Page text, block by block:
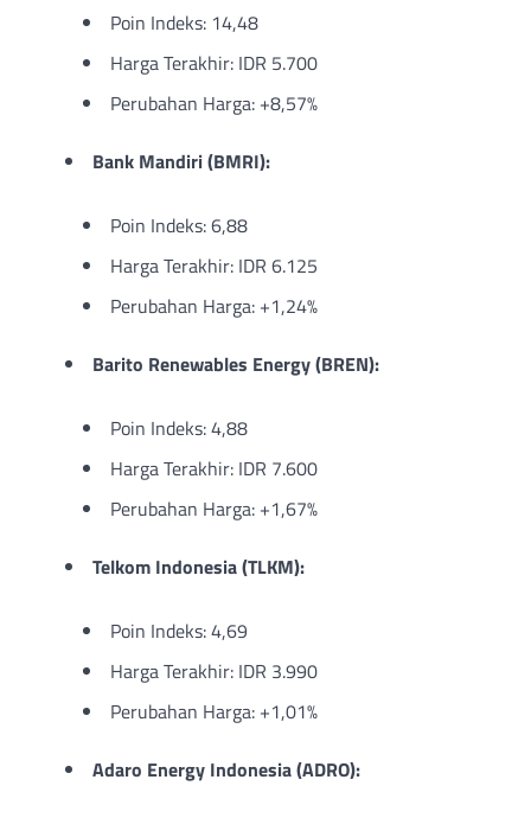
Poin Indeks: 14,48
Harga Terakhir: IDR 5.700
Perubahan Harga: +8,57%
Bank Mandiri (BMRI):
Poin Indeks: 6,88
Harga Terakhir: IDR 6.125
Perubahan Harga: +1,24%
Barito Renewables Energy (BREN):
Poin Indeks: 4,88
Harga Terakhir: IDR 7.600
Perubahan Harga: +1,67%
Telkom Indonesia (TLKM):
Poin Indeks: 4,69
Harga Terakhir: IDR 3.990
Perubahan Harga: +1,01%
Adaro Energy Indonesia (ADRO):